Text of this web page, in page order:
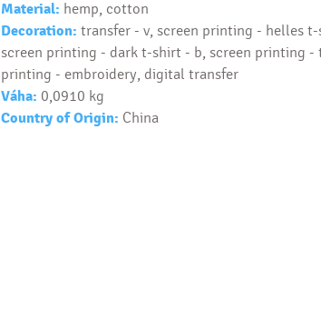
Material: hemp, cotton
Decoration: transfer - v, screen printing - helles
screen printing - dark t-shirt - b, screen printing -
printing - embroidery, digital transfer
Váha: 0,0910 kg
Country of Origin: China